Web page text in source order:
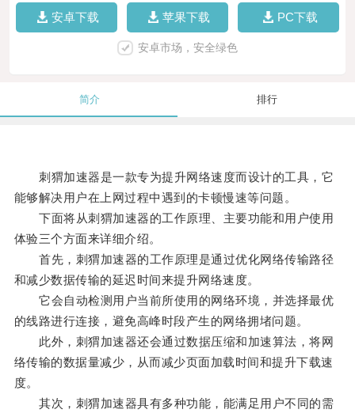
安卓下载 苹果下载 PC下载
安卓市场，安全绿色
简介 排行
刺猬加速器是一款专为提升网络速度而设计的工具，它
能够解决用户在上网过程中遇到的卡顿慢速等问题。
下面将从刺猬加速器的工作原理、主要功能和用户使用
体验三个方面来详细介绍。
首先，刺猬加速器的工作原理是通过优化网络传输路径
和减少数据传输的延迟时间来提升网络速度。
它会自动检测用户当前所使用的网络环境，并选择最优
的线路进行连接，避免高峰时段产生的网络拥堵问题。
此外，刺猬加速器还会通过数据压缩和加速算法，将网
络传输的数据量减少，从而减少页面加载时间和提升下载速
度。
其次，刺猬加速器具有多种功能，能满足用户不同的需